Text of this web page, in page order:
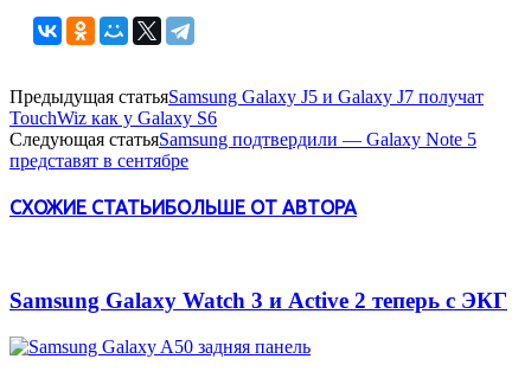
Предыдущая статьяSamsung Galaxy J5 и Galaxy J7 получат
TouchWiz как у Galaxy S6
Следующая статьяSamsung подтвердили — Galaxy Note 5
представят в сентябре
СХОЖИЕ СТАТЬИБОЛЬШЕ ОТ АВТОРА
Samsung Galaxy Watch 3 и Active 2 теперь с ЭКГ